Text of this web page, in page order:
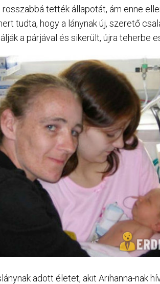
rosszabbá tették állapotát, ám enne
tudta, hogy a lánynak új, szerető
a párjával és sikerült, újra teherbe
adott életet, akit Arihanna-nak